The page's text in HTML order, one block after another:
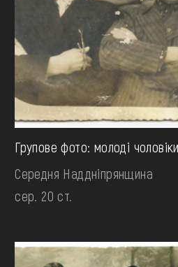
Групове фото: молоді
Середня Наддніпрянщина
сер. 20 ст.